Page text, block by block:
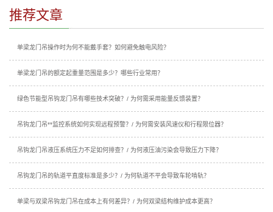
推荐文章
单梁龙门吊操作时为何不能戴手套？如何避免触电风险？
单梁龙门吊的额定起重量范围是多少？哪些行业常用？
绿色节能型吊钩龙门吊有哪些技术突破？/ 为何需采用能量反馈装置？
吊钩龙门吊**监控系统如何实现远程预警？/ 为何需安装风速仪和行程限位器？
吊钩龙门吊液压系统压力不足如何排查？/ 为何液压油污染会导致压力下降？
吊钩龙门吊的轨道平直度标准是多少？/ 为何轨道不平会导致车轮啃轨？
单梁与双梁吊钩龙门吊在成本上有何差异？/ 为何双梁结构维护成本更高？